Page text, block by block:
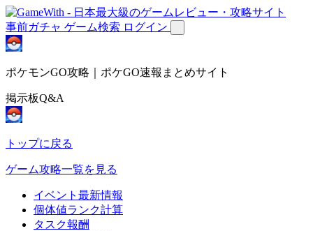
事前ガチャ ゲーム検索 ログイン
ポケモンGO攻略｜ポケGO速報まとめサイト
掲示板Q&A
トップに戻る
ゲーム攻略一覧を見る
イベント最新情報
個体値ランク計算
タスク報酬